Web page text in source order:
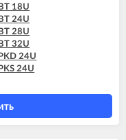
18U
24U
28U
32U
24U
24U
24U
28U
18U
24U